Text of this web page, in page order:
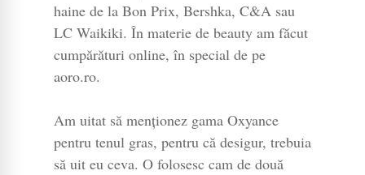
haine de la Bon Prix, Bershka, C&A sau
LC Waikiki. În materie de beauty am făcut
cumpărături online, în special de pe
aoro.ro.
Am uitat să menționez gama Oxyance
pentru tenul gras, pentru că desigur, trebuia
să uit eu ceva. O folosesc cam de două